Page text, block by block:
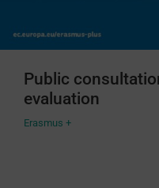
Public
evaluation
Erasmus +